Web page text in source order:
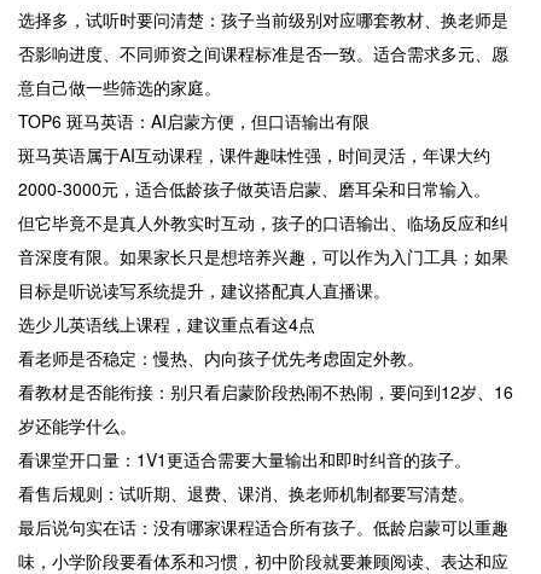
选择多，试听时要问清楚：孩子当前级别对应哪套教材、换老师是
否影响进度、不同师资之间课程标准是否一致。适合需求多元、愿
意自己做一些筛选的家庭。
TOP6 斑马英语：AI启蒙方便，但口语输出有限
斑马英语属于AI互动课程，课件趣味性强，时间灵活，年课大约
2000-3000元，适合低龄孩子做英语启蒙、磨耳朵和日常输入。
但它毕竟不是真人外教实时互动，孩子的口语输出、临场反应和纠
音深度有限。如果家长只是想培养兴趣，可以作为入门工具；如果
目标是听说读写系统提升，建议搭配真人直播课。
选少儿英语线上课程，建议重点看这4点
看老师是否稳定：慢热、内向孩子优先考虑固定外教。
看教材是否能衔接：别只看启蒙阶段热闹不热闹，要问到12岁、16
岁还能学什么。
看课堂开口量：1V1更适合需要大量输出和即时纠音的孩子。
看售后规则：试听期、退费、课消、换老师机制都要写清楚。
最后说句实在话：没有哪家课程适合所有孩子。低龄启蒙可以重趣
味，小学阶段要看体系和习惯，初中阶段就要兼顾阅读、表达和应